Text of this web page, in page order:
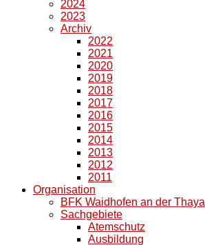
2024
2023
Archiv
2022
2021
2020
2019
2018
2017
2016
2015
2014
2013
2012
2011
Organisation
BFK Waidhofen an der Thaya
Sachgebiete
Atemschutz
Ausbildung